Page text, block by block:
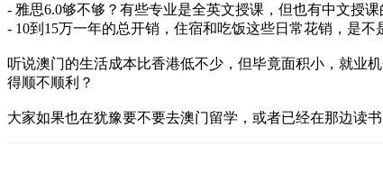
- 雅思6.0够不够？有些专业是全英文授课，但也有中文授
- 10到15万一年的总开销，住宿和吃饭这些日常花销，是不
听说澳门的生活成本比香港低不少，但毕竟面积小，就业
得顺不顺利？
大家如果也在犹豫要不要去澳门留学，或者已经在那边读